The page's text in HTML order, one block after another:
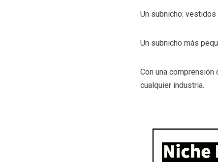
Un subnicho:
Un subnicho más
Con una
cualquier industria.